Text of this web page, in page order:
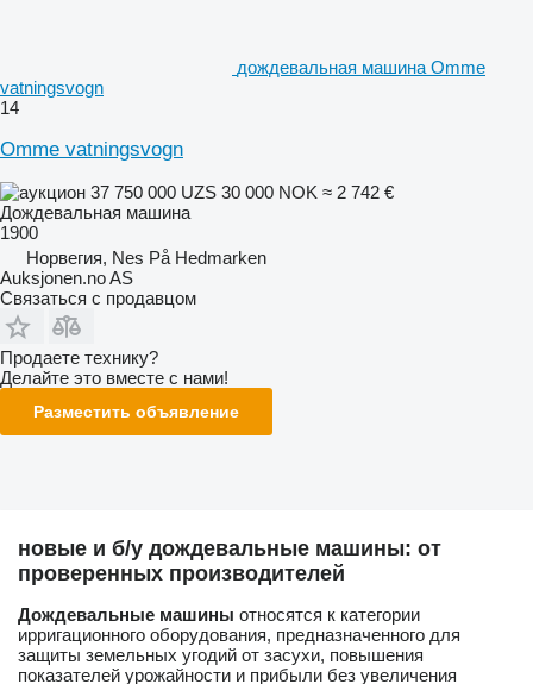
дождевальная машина Omme
vatningsvogn
14
Omme vatningsvogn
37 750 000 UZS 30 000 NOK ≈ 2 742 €
Дождевальная машина
1900
Норвегия, Nes På Hedmarken
Auksjonen.no AS
Связаться с продавцом
Продаете технику?
Делайте это вместе с нами!
Разместить объявление
новые и б/у дождевальные машины: от
проверенных производителей
Дождевальные машины относятся к категории
ирригационного оборудования, предназначенного для
защиты земельных угодий от засухи, повышения
показателей урожайности и прибыли без увеличения